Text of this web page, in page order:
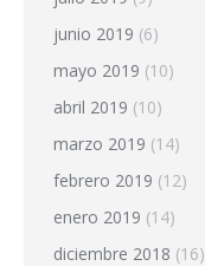
junio 2019 (6)
mayo 2019 (10)
abril 2019 (10)
marzo 2019 (14)
febrero 2019 (12)
enero 2019 (14)
diciembre 2018 (16)